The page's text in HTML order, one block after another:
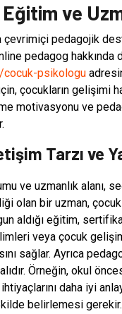
ve
çevrimiçi pedagojik
pedagog hakkında
cocuk-psikologu
çocukların gelişimi
motivasyonu ve
Tarzı ve
ve uzmanlık alanı,
olan bir uzman,
aldığı eğitim,
veya çocuk
sağlar. Ayrıca
Örneğin, okul
daha iyi
belirlemesi